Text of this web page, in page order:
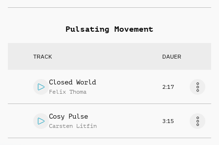
Pulsating Movement
TRACK DAUER
Closed World
Felix Thoma
2:17
Cosy Pulse
Carsten Litfin
3:15